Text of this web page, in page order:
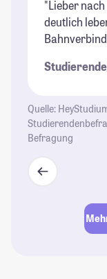
"Lieber
deutlich
Quelle:
Befragung